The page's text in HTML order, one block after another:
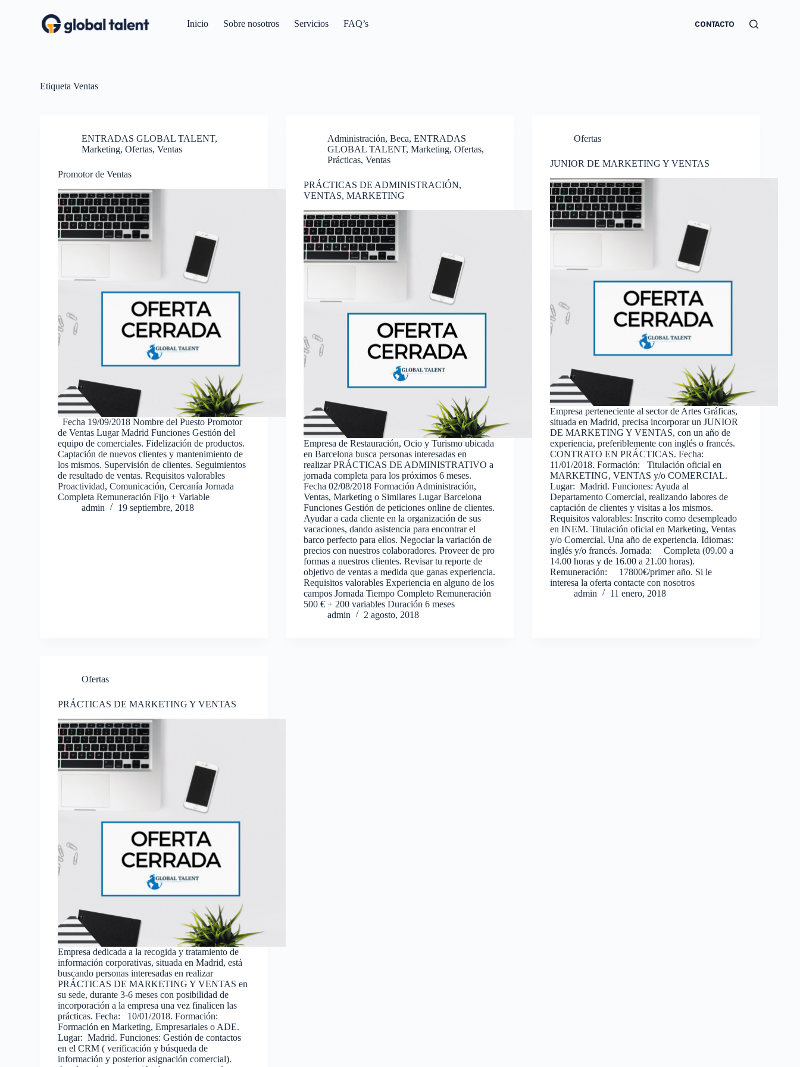
Inicio Sobre nosotros Servicios FAQ’s CONTACTO
Etiqueta Ventas
ENTRADAS GLOBAL TALENT,
Marketing,Ofertas,Ventas
Promotor de Ventas
Fecha 19/09/2018 Nombre del Puesto Promotor
de Ventas Lugar Madrid Funciones Gestión del
equipo de comerciales. Fidelización de productos.
Captación de nuevos clientes y mantenimiento de
los mismos. Supervisión de clientes. Seguimientos
de resultado de ventas. Requisitos valorables
Proactividad, Comunicación, Cercanía Jornada
Completa Remuneración Fijo + Variable
admin
19 septiembre, 2018
Administración,Beca,ENTRADAS
GLOBAL TALENT,Marketing,Ofertas,
Prácticas,Ventas
PRÁCTICAS DE ADMINISTRACIÓN,
VENTAS, MARKETING
Empresa de Restauración, Ocio y Turismo ubicada
en Barcelona busca personas interesadas en
realizar PRÁCTICAS DE ADMINISTRATIVO a
jornada completa para los próximos 6 meses.
Fecha 02/08/2018 Formación Administración,
Ventas, Marketing o Similares Lugar Barcelona
Funciones Gestión de peticiones online de clientes.
Ayudar a cada cliente en la organización de sus
vacaciones, dando asistencia para encontrar el
barco perfecto para ellos. Negociar la variación de
precios con nuestros colaboradores. Proveer de pro
formas a nuestros clientes. Revisar tu reporte de
objetivo de ventas a medida que ganas experiencia.
Requisitos valorables Experiencia en alguno de los
campos Jornada Tiempo Completo Remuneración
500 € + 200 variables Duración 6 meses
admin
2 agosto, 2018
Ofertas
JUNIOR DE MARKETING Y VENTAS
Empresa perteneciente al sector de Artes Gráficas,
situada en Madrid, precisa incorporar un JUNIOR
DE MARKETING Y VENTAS, con un año de
experiencia, preferiblemente con inglés o francés.
CONTRATO EN PRÁCTICAS. Fecha:
11/01/2018. Formación: Titulación oficial en
MARKETING, VENTAS y/o COMERCIAL.
Lugar: Madrid. Funciones: Ayuda al
Departamento Comercial, realizando labores de
captación de clientes y visitas a los mismos.
Requisitos valorables: Inscrito como desempleado
en INEM. Titulación oficial en Marketing, Ventas
y/o Comercial. Una año de experiencia. Idiomas:
inglés y/o francés. Jornada: Completa (09.00 a
14.00 horas y de 16.00 a 21.00 horas).
Remuneración: 17800€/primer año. Si le
interesa la oferta contacte con nosotros
admin
11 enero, 2018
Ofertas
PRÁCTICAS DE MARKETING Y VENTAS
Empresa dedicada a la recogida y tratamiento de
información corporativas, situada en Madrid, está
buscando personas interesadas en realizar
PRÁCTICAS DE MARKETING Y VENTAS en
su sede, durante 3-6 meses con posibilidad de
incorporación a la empresa una vez finalicen las
prácticas. Fecha: 10/01/2018. Formación:
Formación en Marketing, Empresariales o ADE.
Lugar: Madrid. Funciones: Gestión de contactos
en el CRM ( verificación y búsqueda de
información y posterior asignación comercial).